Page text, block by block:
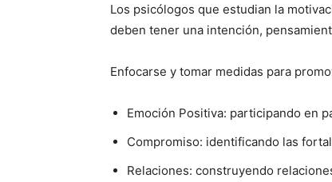
Los psicólogos que estudian la
deben tener una intención,
Enfocarse y tomar medidas para
Emoción Positiva: participando en
Compromiso: identificando las
Relaciones: construyendo